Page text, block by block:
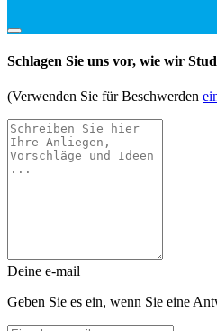
Schlagen Sie uns vor, wie wir
(Verwenden Sie für Beschwerden
Deine e-mail
Geben Sie es ein, wenn Sie eine